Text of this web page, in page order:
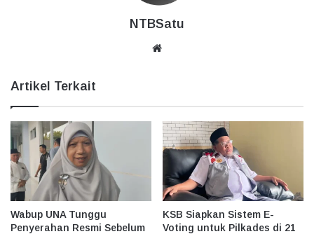
NTBSatu
Artikel Terkait
Wabup UNA Tunggu
Penyerahan Resmi Sebelum
KSB Siapkan Sistem E-
Voting untuk Pilkades di 21